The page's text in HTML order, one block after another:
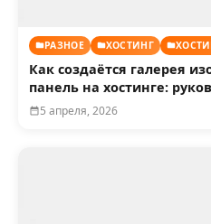
РАЗНОЕ ХОСТИНГ
Как создаётся галерея
панель на хостинге:
5 апреля, 2026